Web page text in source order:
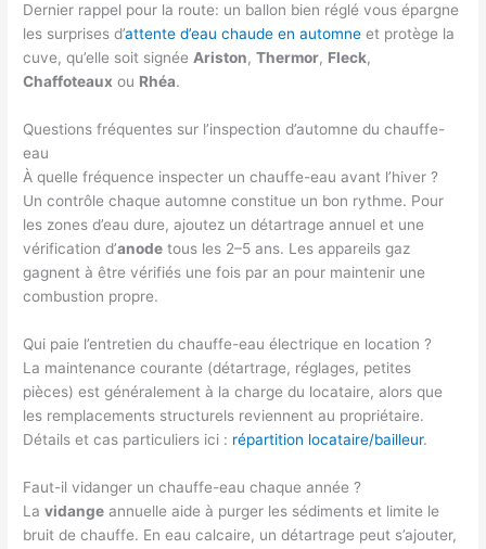
Dernier rappel pour la route: un ballon bien réglé vous épargne
les surprises d’attente d’eau chaude en automne et protège la
cuve, qu’elle soit signéeAriston,Thermor, Fleck,
Chaffoteaux ou Rhéa.
Questions fréquentes sur l’inspection d’automne du chauffe-
eau
À quelle fréquence inspecter un chauffe-eau avant l’hiver ?
Un contrôle chaque automne constitue un bon rythme. Pour
les zones d’eau dure, ajoutez un détartrage annuel et une
vérification d’anode tous les 2–5 ans. Les appareils gaz
gagnent à être vérifiés une fois par an pour maintenir une
combustion propre.
Qui paie l’entretien du chauffe-eau électrique en location ?
La maintenance courante (détartrage, réglages, petites
pièces) est généralement à la charge du locataire, alors que
les remplacements structurels reviennent au propriétaire.
Détails et cas particuliers ici : répartition locataire/bailleur.
Faut-il vidanger un chauffe-eau chaque année ?
Lavidange annuelle aide à purger les sédiments et limite le
bruit de chauffe. En eau calcaire, un détartrage peut s’ajouter,